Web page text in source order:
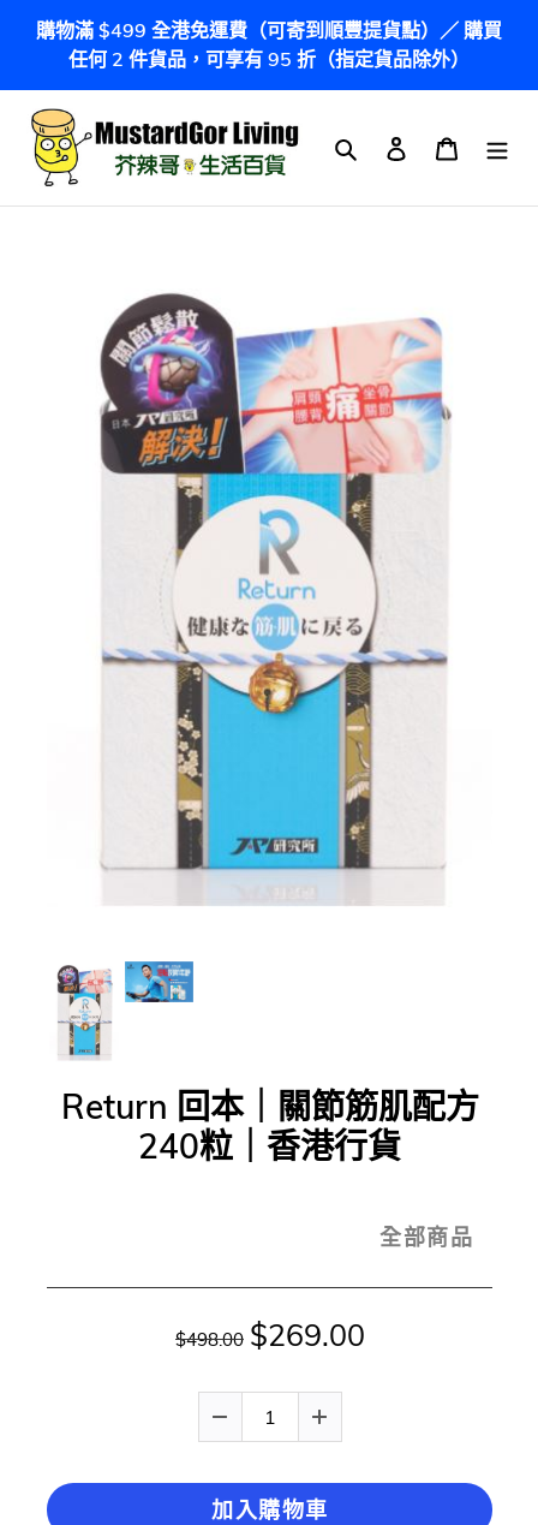
容
購物滿 $499 全港免運費（可寄到順豐提貨點）／ 購買
任何 2 件貨品，可享有 95 折（指定貨品除外）
搜尋 登入 購物車
Return 回本｜關節筋肌配方
240粒｜香港行貨
全部商品
$498.00 $269.00
加入購物車